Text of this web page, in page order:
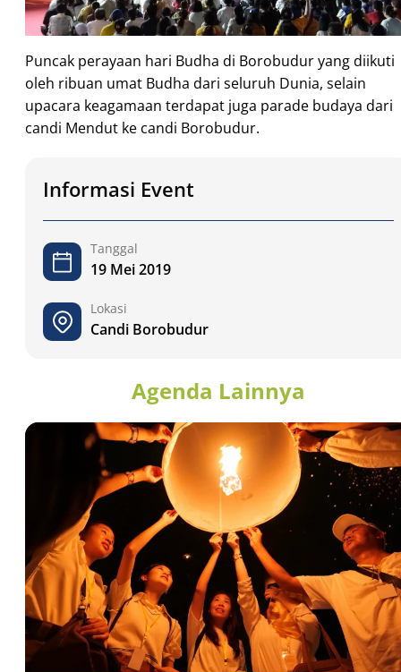
Puncak perayaan hari Budha di Borobudur yang diikuti
oleh ribuan umat Budha dari seluruh Dunia, selain
upacara keagamaan terdapat juga parade budaya dari
candi Mendut ke candi Borobudur.
Informasi Event
Tanggal
19 Mei 2019
Lokasi
Candi Borobudur
Agenda Lainnya